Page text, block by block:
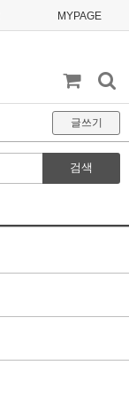
MYPAGE
글쓰기
검색